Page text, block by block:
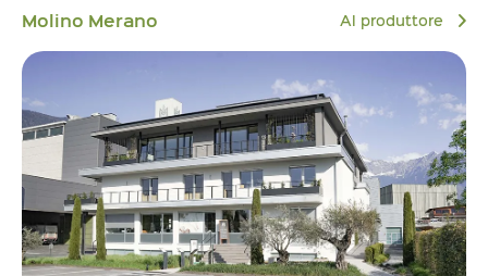
Molino Merano Al produttore